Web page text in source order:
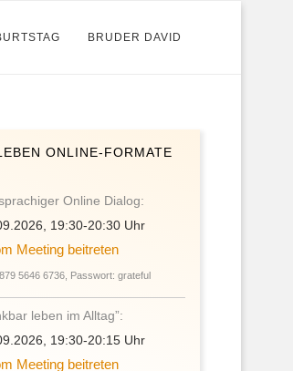
BRUDER DAVID
ONLINE-FORMATE
Online Dialog:
19:30-20:30 Uhr
Meeting beitreten
5646 6736, Passwort: grateful
leben im Alltag”:
19:30-20:15 Uhr
Meeting beitreten